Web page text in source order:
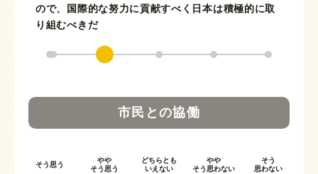
ので、国際的な努力に貢献すべく日本は積極的に取
り組むべきだ
市民との協働
そう思う
やや
そう思う
どちらとも
いえない
やや
そう思わない
そう
思わない